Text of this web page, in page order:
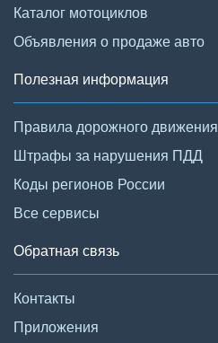
Каталог мотоциклов
Объявления о продаже авто
Полезная информация
Правила дорожного движения
Штрафы за нарушения ПДД
Коды регионов России
Все сервисы
Обратная связь
Контакты
Приложения